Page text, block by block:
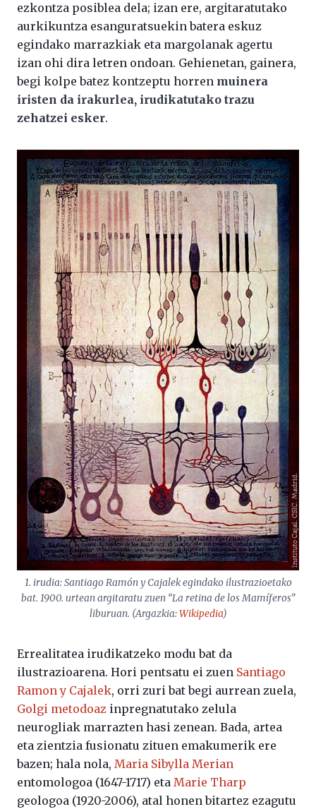
ezkontza posiblea dela; izan ere, argitaratutako
aurkikuntza esanguratsuekin batera eskuz
egindako marrazkiak eta margolanak agertu
izan ohi dira letren ondoan. Gehienetan, gainera,
begi kolpe batez kontzeptu horren muinera
iristen da irakurlea, irudikatutako trazu
zehatzei esker.
1. irudia: Santiago Ramón y Cajalek egindako ilustrazioetako
bat. 1900. urtean argitaratu zuen “La retina de los Mamíferos”
liburuan. (Argazkia:Wikipedia)
Errealitatea irudikatzeko modu bat da
ilustrazioarena. Hori pentsatu ei zuen Santiago
Ramon y Cajalek, orri zuri bat begi aurrean zuela,
Golgi metodoaz inpregnatutako zelula
neurogliak marrazten hasi zenean. Bada, artea
eta zientzia fusionatu zituen emakumerik ere
bazen; hala nola, Maria Sibylla Merian
entomologoa (1647-1717) eta Marie Tharp
geologoa (1920-2006), atal honen bitartez ezagutu